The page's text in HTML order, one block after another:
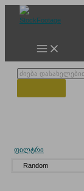
Products
ფილტრი